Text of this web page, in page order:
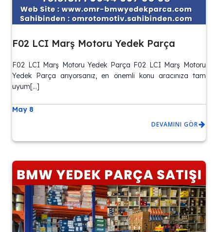
F02 LCI Marş Motoru Yedek Parça
F02 LCI Marş Motoru Yedek Parça F02 LCI Marş Motoru
Yedek Parça arıyorsanız, en önemli konu aracınıza tam
uyum[…]
May 8
DEVAMINI GÖR